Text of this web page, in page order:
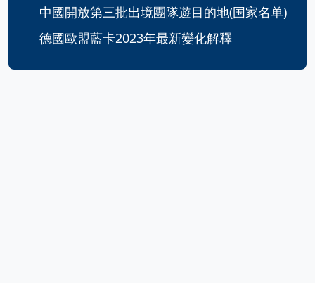
中國開放第三批出境團隊遊目的地(国家名单)
德國歐盟藍卡2023年最新變化解釋